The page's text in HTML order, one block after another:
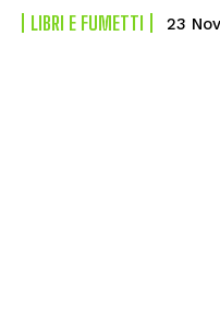
LIBRI E FUMETTI 23